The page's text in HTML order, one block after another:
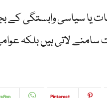
سیاسی وابستگی کے
لاتی ہیں بلکہ